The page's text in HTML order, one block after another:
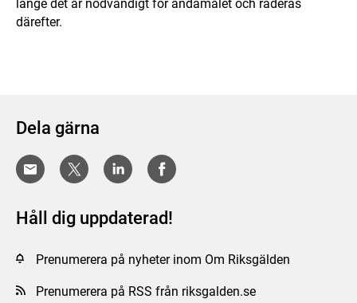
länge det är nödvändigt för ändamålet och raderas
därefter.
Dela gärna
Håll dig uppdaterad!
Prenumerera på nyheter inom Om Riksgälden
Prenumerera på RSS från riksgalden.se